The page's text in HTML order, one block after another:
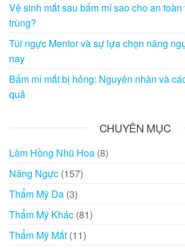
Vệ sinh mắt sau bấm mí sao cho an
trùng?
Túi ngực Mentor và sự lựa chọn nâng
nay
Bấm mí mắt bị hỏng: Nguyên nhân và
quả
CHUYÊN MỤC
Làm Hồng Nhũ Hoa (8)
Nâng Ngực (157)
Thẩm Mỹ Da (3)
Thẩm Mỹ Khác (81)
Thẩm Mỹ Mắt (11)